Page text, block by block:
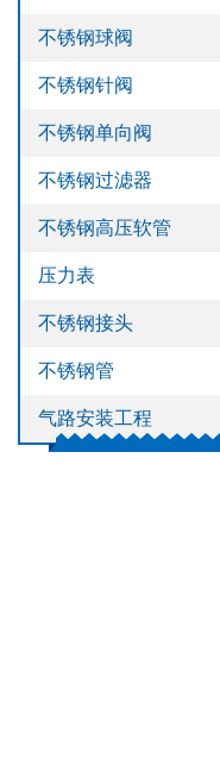
不锈钢球阀
不锈钢针阀
不锈钢单向阀
不锈钢过滤器
不锈钢高压软管
压力表
不锈钢接头
不锈钢管
气路安装工程